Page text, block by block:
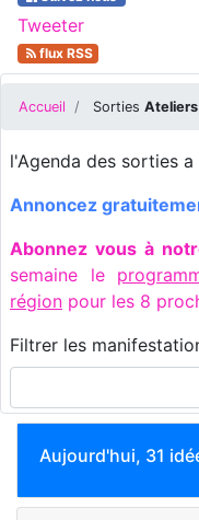
Tweeter
flux RSS
Accueil Sorties Ateliers
l'Agenda des sorties
Annoncez
Abonnez vous à
semaine le
région pour les 8
Filtrer les
Aujourd'hui, 31